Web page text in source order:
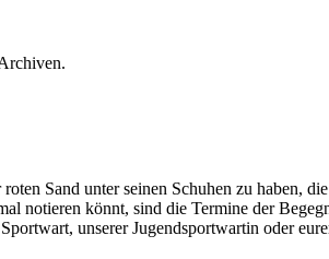
Sand unter seinen Schuhen zu haben,
notieren könnt, sind die Termine der
unserer Jugendsportwartin oder